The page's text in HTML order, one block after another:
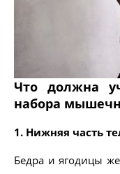
Что должна
набора
1. Нижняя часть
Бедра и ягодицы